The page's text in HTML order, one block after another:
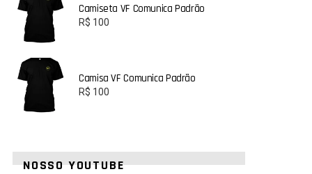
Camiseta VF Comunica Padrão
R$ 100
Camisa VF Comunica Padrão
R$ 100
NOSSO YOUTUBE